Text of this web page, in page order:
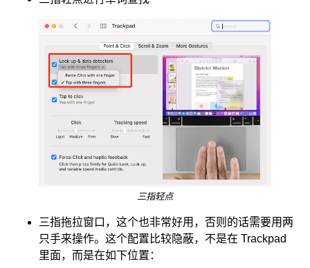
三指轻点
三指拖拉窗口，这个也非常好用，否则的话需要用两
只手来操作。这个配置比较隐蔽，不是在 Trackpad
里面，而是在如下位置：